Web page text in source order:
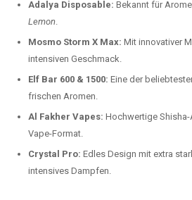
Adalya Disposable: Bekannt für
Lemon.
Mosmo Storm X Max: Mit innovativer
intensiven Geschmack.
Elf Bar 600 & 1500: Eine der
frischen Aromen.
Al Fakher Vapes: Hochwertige
Vape-Format.
Crystal Pro: Edles Design mit extra
intensives Dampfen.